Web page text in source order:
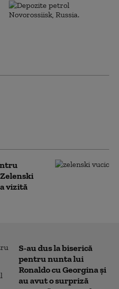
vizită
S-au dus la biserică
pentru nunta lui
Ronaldo cu Georgina și
au avut o surpriză